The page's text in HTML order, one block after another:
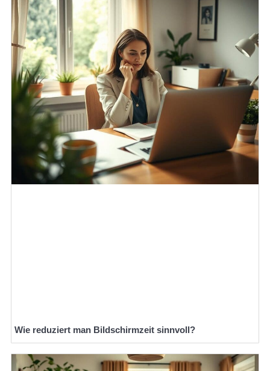
Wie reduziert man Bildschirmzeit sinnvoll?